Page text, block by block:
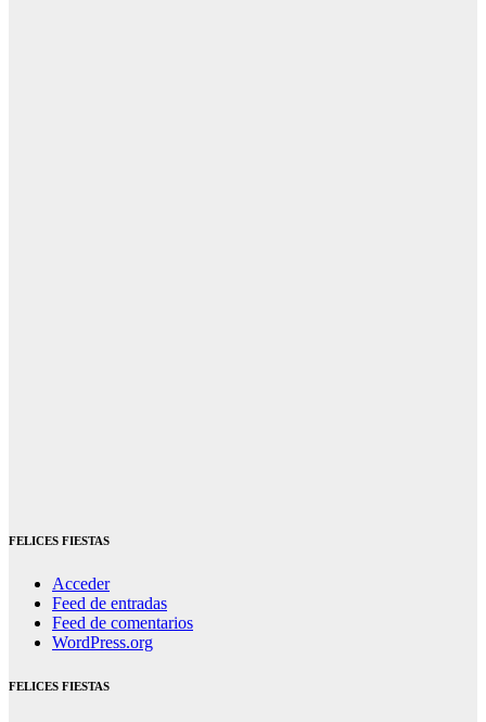
FELICES FIESTAS
Acceder
Feed de entradas
Feed de comentarios
WordPress.org
FELICES FIESTAS